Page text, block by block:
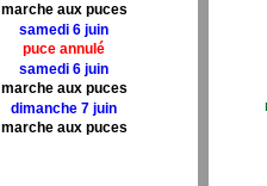
marche aux puces
samedi 6 juin
puce annulé
samedi 6 juin
marche aux puces
dimanche 7 juin
marche aux puces